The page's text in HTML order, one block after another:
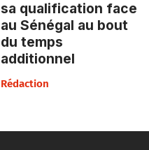
sa qualification face
au Sénégal au bout
du temps
additionnel
Rédaction